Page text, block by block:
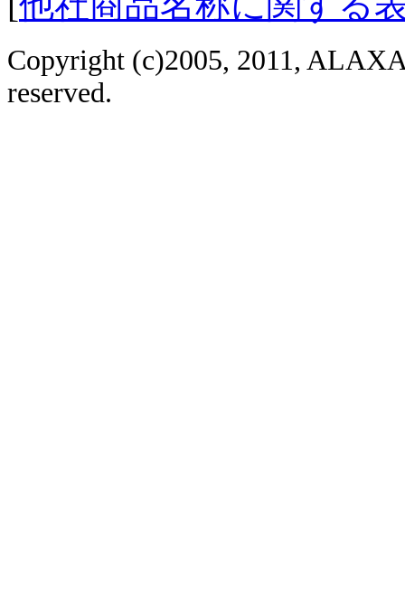
Copyright (c)2005, 2011,
reserved.